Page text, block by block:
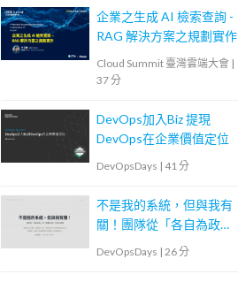
企業之生成 AI 檢索查詢 -
RAG 解決方案之規劃實作
Cloud Summit 臺灣雲端大會 |
37 分
DevOps加入Biz 提現
DevOps在企業價值定位
DevOpsDays | 41 分
不是我的系統，但與我有
關！團隊從「各自為政」
到「群體決策」的協作實
DevOpsDays | 26 分